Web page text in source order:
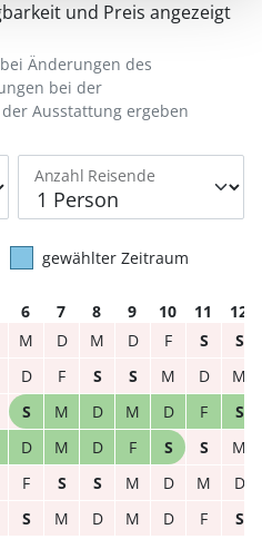
und Preis angezeigt
Anzahl Reisende
Änderungen des
bei der
Ausstattung ergeben
gewählter Zeitraum
6 7 8 9 10 11
12
M D M D F S
S
D F S S M D
M
S M D M D F
S
D M D F S S
M
F S S M D M
D
S M D M D F S